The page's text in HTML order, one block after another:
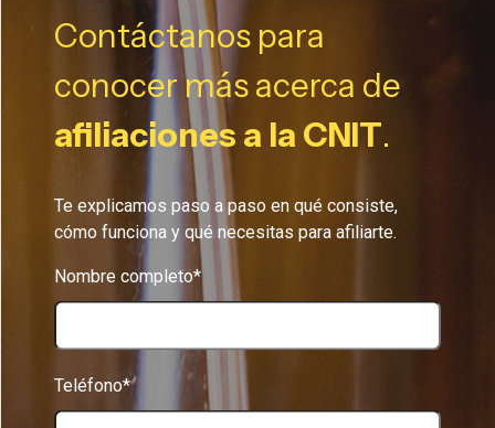
Contáctanos para
conocer más acerca de
afiliaciones a la CNIT.
Te explicamos paso a paso en qué consiste,
cómo funciona y qué necesitas para afiliarte.
Nombre completo*
Teléfono*